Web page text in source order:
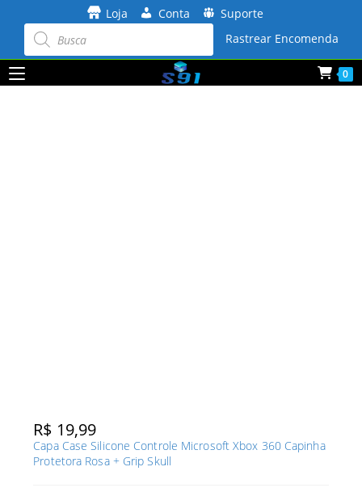
conteúdo
Loja Conta Suporte
Pesquisar
produtos Rastrear Encomenda
0
R$ 19,99
Capa Case Silicone Controle Microsoft Xbox 360 Capinha
Protetora Rosa + Grip Skull